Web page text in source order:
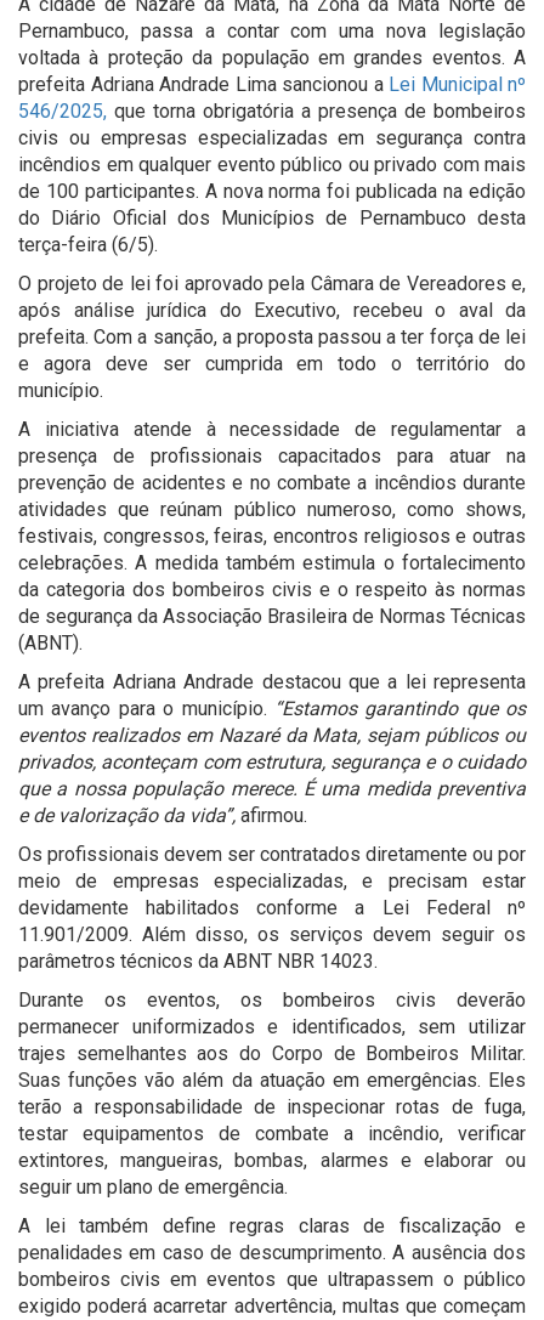
Pernambuco, passa a contar com uma nova legislação
voltada à proteção da população em grandes eventos. A
prefeita Adriana Andrade Lima sancionou aLei Municipal nº
546/2025, que torna obrigatória a presença de bombeiros
civis ou empresas especializadas em segurança contra
incêndios em qualquer evento público ou privado com mais
de 100 participantes. A nova norma foi publicada na edição
do Diário Oficial dos Municípios de Pernambuco desta
terça-feira (6/5).
O projeto de lei foi aprovado pela Câmara de Vereadores e,
após análise jurídica do Executivo, recebeu o aval da
prefeita. Com a sanção, a proposta passou a ter força de lei
e agora deve ser cumprida em todo o território do
município.
A iniciativa atende à necessidade de regulamentar a
presença de profissionais capacitados para atuar na
prevenção de acidentes e no combate a incêndios durante
atividades que reúnam público numeroso, como shows,
festivais, congressos, feiras, encontros religiosos e outras
celebrações. A medida também estimula o fortalecimento
da categoria dos bombeiros civis e o respeito às normas
de segurança da Associação Brasileira de Normas Técnicas
(ABNT).
A prefeita Adriana Andrade destacou que a lei representa
um avanço para o município. “Estamos garantindo que os
eventos realizados em Nazaré da Mata, sejam públicos ou
privados, aconteçam com estrutura, segurança e o cuidado
que a nossa população merece. É uma medida preventiva
e de valorização da vida”, afirmou.
Os profissionais devem ser contratados diretamente ou por
meio de empresas especializadas, e precisam estar
devidamente habilitados conforme a Lei Federal nº
11.901/2009. Além disso, os serviços devem seguir os
parâmetros técnicos da ABNT NBR 14023.
Durante os eventos, os bombeiros civis deverão
permanecer uniformizados e identificados, sem utilizar
trajes semelhantes aos do Corpo de Bombeiros Militar.
Suas funções vão além da atuação em emergências. Eles
terão a responsabilidade de inspecionar rotas de fuga,
testar equipamentos de combate a incêndio, verificar
extintores, mangueiras, bombas, alarmes e elaborar ou
seguir um plano de emergência.
A lei também define regras claras de fiscalização e
penalidades em caso de descumprimento. A ausência dos
bombeiros civis em eventos que ultrapassem o público
exigido poderá acarretar advertência, multas que começam